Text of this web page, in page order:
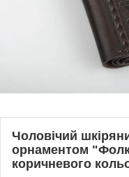
Чоловічий
орнаментом
коричневого